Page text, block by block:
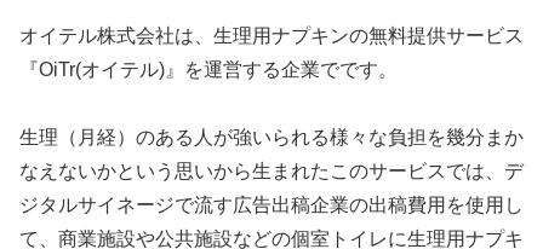
オイテル株式会社は、生理用ナプキンの無料提供サービス
『OiTr(オイテル)』を運営する企業でです。
生理（月経）のある人が強いられる様々な負担を幾分まか
なえないかという思いから生まれたこのサービスでは、デ
ジタルサイネージで流す広告出稿企業の出稿費用を使用し
て、商業施設や公共施設などの個室トイレに生理用ナプキ